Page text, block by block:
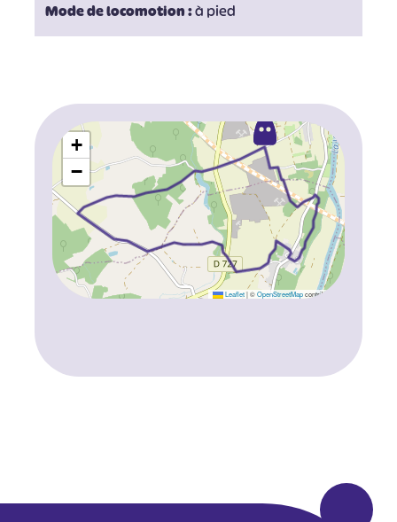
Mode de locomotion :à pied
+
−
Leaflet |©OpenStreetMapcontributors